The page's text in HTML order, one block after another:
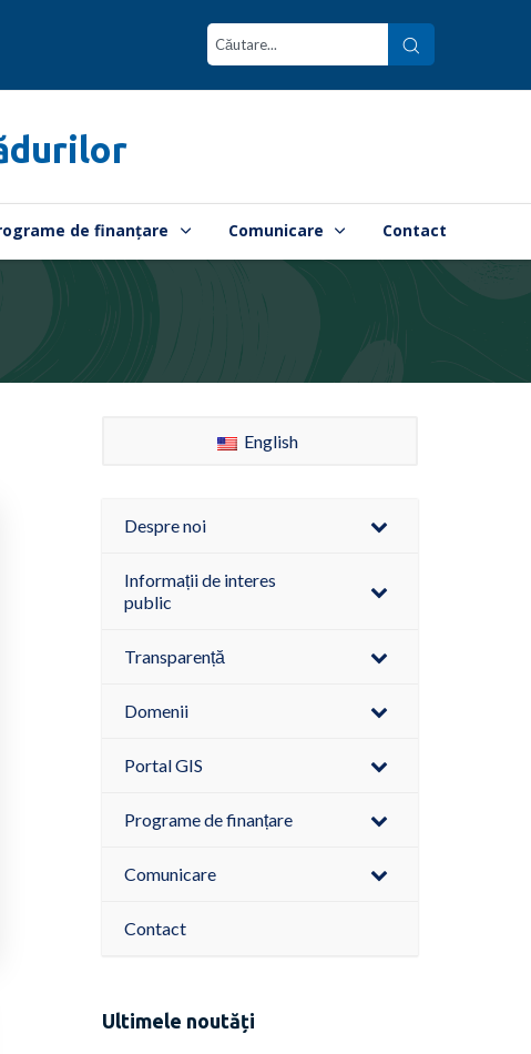
de finanțare Comunicare Contact
English
Despre noi
Informații de interes
public
Transparență
Domenii
Portal GIS
Programe de finanțare
Comunicare
Contact
Ultimele noutăți